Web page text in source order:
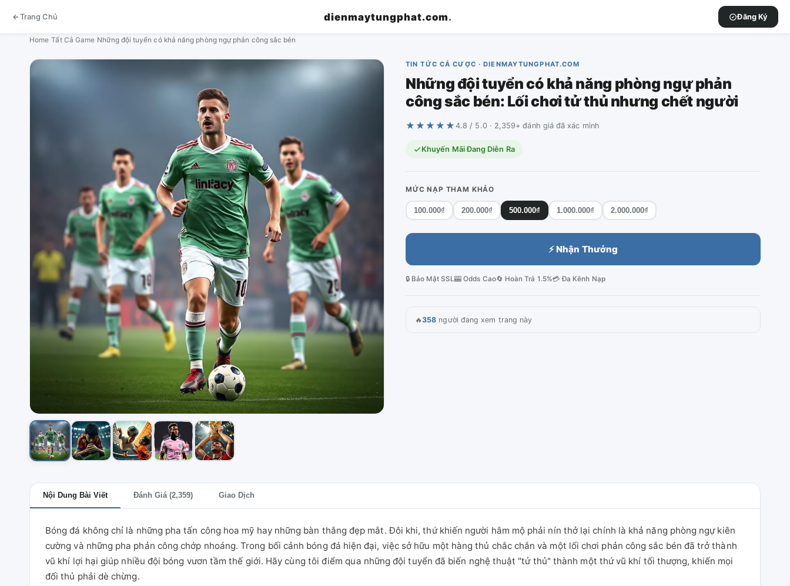
Trang Chủ dienmaytungphat.com. Đăng Ký
Home ›Tất Cả Game Những đội tuyển có khả năng phòng ngự phản công sắc bén
TIN TỨC CÁ CƯỢC · DIENMAYTUNGPHAT.COM
Những đội tuyển có khả năng phòng ngự phản
công sắc bén: Lối chơi tử thủ nhưng chết người
★★★★★ 4.8 / 5.0 · 2,359+ đánh giá đã xác minh
Khuyến Mãi Đang Diễn Ra
MỨC NẠP THAM KHẢO
100.000₫ 200.000₫ 500.000₫ 1.000.000₫ 2.000.000₫
⚡ Nhận Thưởng
🔒 Bảo Mật SSL🎰 Odds Cao🔄 Hoàn Trả 1.5%💳 Đa Kênh Nạp
🔥358 người đang xem trang này
Nội Dung Bài Viết Đánh Giá (2,359) Giao Dịch
Bóng đá không chỉ là những pha tấn công hoa mỹ hay những bàn thắng đẹp mắt. Đôi khi, thứ khiến người hâm mộ phải nín thở lại chính là khả năng phòng ngự kiên
cường và những pha phản công chớp nhoáng. Trong bối cảnh bóng đá hiện đại, việc sở hữu một hàng thủ chắc chắn và một lối chơi phản công sắc bén đã trở thành
vũ khí lợi hại giúp nhiều đội bóng vươn tầm thế giới. Hãy cùng tôi điểm qua những đội tuyển đã biến nghệ thuật "tử thủ" thành một thứ vũ khí tối thượng, khiến mọi
đối thủ phải dè chừng.